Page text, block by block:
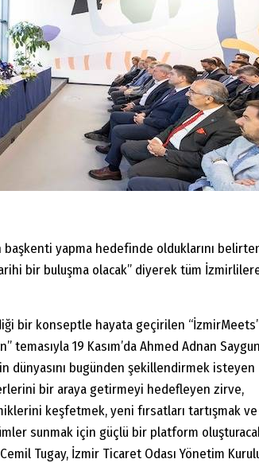
yapma hedefinde olduklarını
bir buluşma olacak” diyerek tüm
bir konseptle hayata geçirilen
temasıyla 19 Kasım’da Ahmed Adnan Saygun
dünyasını bugünden şekillendirmek isteyen
bir araya getirmeyi hedefleyen zirve,
keşfetmek, yeni fırsatları tartışmak ve
sunmak için güçlü bir platform
Tugay, İzmir Ticaret Odası Yönetim